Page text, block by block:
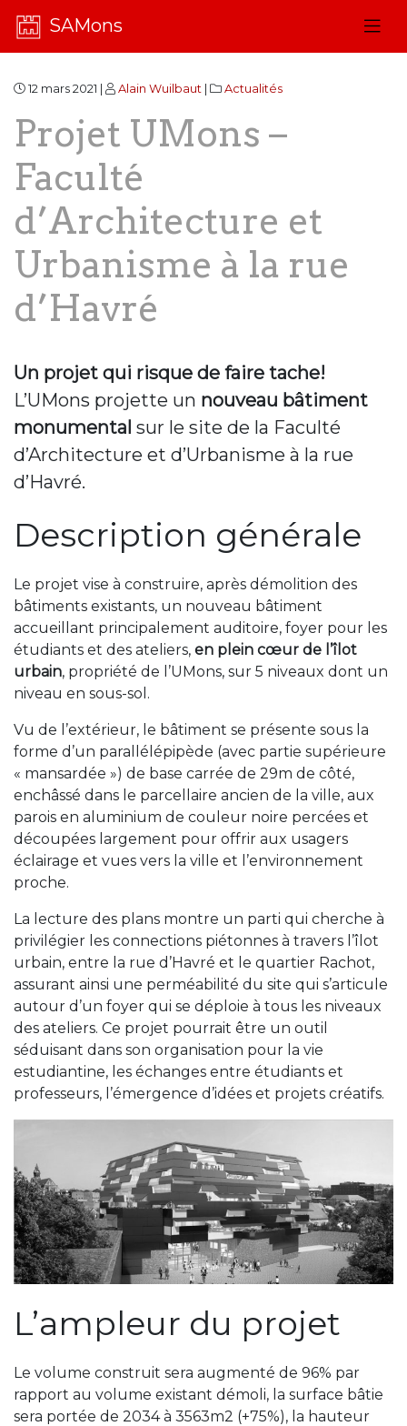
SAMons
12 mars 2021 | Alain Wuilbaut Actualités
Projet UMons –
Faculté
d’Architecture et
Urbanisme à la rue
d’Havré
Un projet qui risque de faire tache!
L’UMons projette un nouveau bâtiment
monumental sur le site de la Faculté
d’Architecture et d’Urbanisme à la rue
d’Havré.
Description générale
Le projet vise à construire, après démolition des
bâtiments existants, un nouveau bâtiment
accueillant principalement auditoire, foyer pour les
étudiants et des ateliers, en plein cœur de l’îlot
urbain, propriété de l’UMons, sur 5 niveaux dont un
niveau en sous-sol.
Vu de l’extérieur, le bâtiment se présente sous la
forme d’un parallélépipède (avec partie supérieure
« mansardée ») de base carrée de 29m de côté,
enchâssé dans le parcellaire ancien de la ville, aux
parois en aluminium de couleur noire percées et
découpées largement pour offrir aux usagers
éclairage et vues vers la ville et l’environnement
proche.
La lecture des plans montre un parti qui cherche à
privilégier les connections piétonnes à travers l’îlot
urbain, entre la rue d’Havré et le quartier Rachot,
assurant ainsi une perméabilité du site qui s’articule
autour d’un foyer qui se déploie à tous les niveaux
des ateliers. Ce projet pourrait être un outil
séduisant dans son organisation pour la vie
estudiantine, les échanges entre étudiants et
professeurs, l’émergence d’idées et projets créatifs.
L’ampleur du projet
Le volume construit sera augmenté de 96% par
rapport au volume existant démoli, la surface bâtie
sera portée de 2034 à 3563m2 (+75%), la hauteur